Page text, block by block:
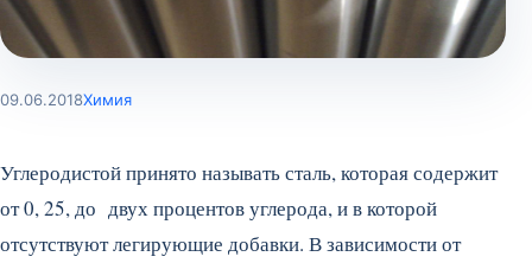
09.06.2018Химия
Углеродистой принято называть сталь, которая содержит
от 0, 25, до двух процентов углерода, и в которой
отсутствуют легирующие добавки. В зависимости от